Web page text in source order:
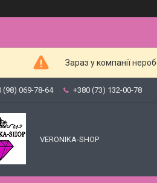
Зараз у компанії
(98) 069-78-64 +380 (73) 132-00-78
VERONIKA-SHOP